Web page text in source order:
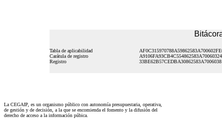
Tabla de aplicabilidad
Carátula de registro
Registro
La CEGAIP, es un organismo público con autonomía presupuestaria, operativa,
de gestión y de decisión, a la que se encomienda el fomento y la difusión del
derecho de acceso a la información púbica.